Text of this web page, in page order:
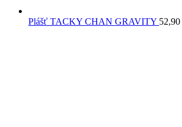
Plášť TACKY CHAN GRAVITY 52,90